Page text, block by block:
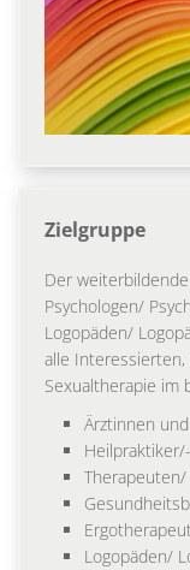
Zielgruppe
Der
Psychologen/
Logopäden/
alle Interessierten,
Sexualtherapie im
Ärztinnen
Logopäden/